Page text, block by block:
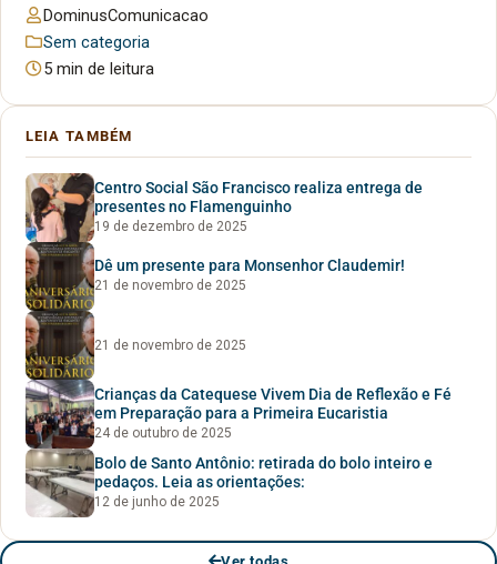
DominusComunicacao
Sem categoria
5 min de leitura
LEIA TAMBÉM
Centro Social São Francisco realiza entrega de
presentes no Flamenguinho
19 de dezembro de 2025
Dê um presente para Monsenhor Claudemir!
21 de novembro de 2025
21 de novembro de 2025
Crianças da Catequese Vivem Dia de Reflexão e Fé
em Preparação para a Primeira Eucaristia
24 de outubro de 2025
Bolo de Santo Antônio: retirada do bolo inteiro e
pedaços. Leia as orientações:
12 de junho de 2025